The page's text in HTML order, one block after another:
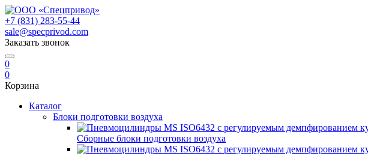
+7 (831) 283-55-44
sale@specprivod.com
Заказать звонок
0
0
Корзина
Каталог
Блоки подготовки воздуха
Сборные блоки подготовки воздуха